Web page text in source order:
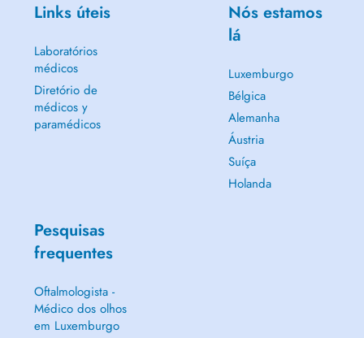
Links úteis
Laboratórios
médicos
Diretório de
médicos y
paramédicos
Nós estamos
lá
Luxemburgo
Bélgica
Alemanha
Áustria
Suíça
Holanda
Pesquisas
frequentes
Oftalmologista -
Médico dos olhos
em Luxemburgo